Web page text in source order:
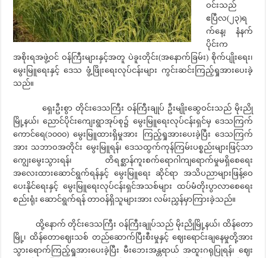
ဝင်းသည်
ဧပြီလ(၂၃)ရ
က်နေ့၊ နံနက်
ပိုင်းက
အစိုးရအဖွဲ့ဝင် ဝန်ကြီးများနှင့်အတူ ပဲခူးတိုင်း(အနောက်ခြမ်း) စိုက်ပျိုးရေး၊
မွေးမြူရေးနှင့် ဒေသ ဖွံ့ဖြိုးရေးလုပ်ငန်းများ ကွင်းဆင်းကြည့်ရှုအားပေးခဲ့
သည်။
ရှေးဦးစွာ တိုင်းဒေသကြီး ဝန်ကြီးချုပ် ဦးမျိုးဆွေဝင်းသည် မိုးညို
မြို့နယ်၊ ညောင်ပိုင်းကျေးရွာအုပ်စု၌ မွေးမြူရေးလုပ်ငန်းရှင်မှ ဒေသကြက်
ကောင်ရေ(၁၀၀၀) မွေးမြူထားရှိမှုအား ကြည့်ရှုအားပေးခဲ့ပြီး ဒေသကြက်
အား သဘာဝအတိုင်း မွေးမြူရန်၊ ဒေသထွက်ကုန်ကြမ်းပစ္စည်းများဖြင့်သာ
ကျွေးမွေးသွားရန်၊ တိရစ္ဆာန်ကူးစက်ရောဂါကျရောက်မှုမရှိစေရေး
အလေးထားဆောင်ရွက်ရန်နှင့် မွေးမြူရေး ဆိုင်ရာ အသိပညာများဖြန့်ဝေ
ပေးနိုင်ရေးနှင့် မွေးမြူရေးလုပ်ငန်းရှင်အသစ်များ ထပ်မံတိုးပွာလာစေရေး
စည်းရုံး ဆောင်ရွက်ရန် တာဝန်ရှိသူများအား လမ်းညွှန်မှာကြားခဲ့သည်။
ထို့နောက် တိုင်းဒေသကြီး ဝန်ကြီးချုပ်သည် မိုးညိုမြို့နယ်၊ ထိန်တော
မြို့၊ ထိန်တောဈေးသစ် တည်ဆောက်ပြီးစီးမှုနှင့် ဈေးရောင်းချနေမှုတို့အား
သွားရောက်ကြည့်ရှုအားပေးခဲ့ပြီး မီးဘေးအန္တရာယ် အထူးဂရုပြုရန်၊ ဈေး